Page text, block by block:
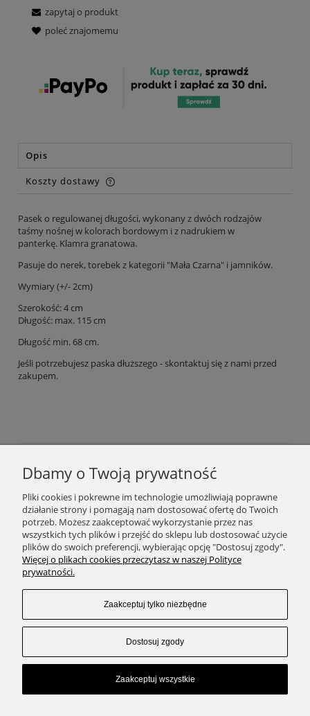
zapytaj o produkt
poleć znajomemu
Opis
Koszty dostawy
Cena nie zawiera ewentualnych kosztów płatności
Pasek o regulowanej długości, wykonany z dwóch rodzajów
taśmy nośnej w kolorach bordowym i z nadrukiem w
panterkę. Klamra granatowa.
Pasuje do nerek, torebek z kategorii "Mała Czarna" i jamników.
Wymiary (+/- 2cm)
Szerokość: 4 cm
Długość: max. 115 cm
Długość min. 68 cm.
Jeśli potrzebujesz paska dłuższego - skontaktuj się z nami przed
zakupem.
Podaj swój adres e-mail, jeżeli chcesz otrzymywać
informacje o nowościach i promocjach.
Zapisz się
SKLEP
ZAKUPY
Dbamy o Twoją prywatność
Pliki cookies i pokrewne im technologie umożliwiają poprawne
działanie strony i pomagają nam dostosować ofertę do Twoich
potrzeb. Możesz zaakceptować wykorzystanie przez nas
wszystkich tych plików i przejść do sklepu lub dostosować użycie
plików do swoich preferencji, wybierając opcję "Dostosuj zgody".
Więcej o plikach cookies przeczytasz w naszej Polityce
prywatności.
Zaakceptuj tylko niezbędne
Dostosuj zgody
Zaakceptuj wszystkie